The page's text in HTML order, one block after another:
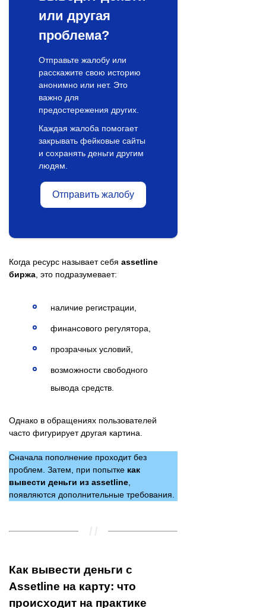
или другая
проблема?
Отправьте жалобу или
расскажите свою историю
анонимно или нет. Это
важно для
предостережения других.
Каждая жалоба помогает
закрывать фейковые сайты
и сохранять деньги другим
людям.
Отправить жалобу
Когда ресурс называет себя assetline
биржа, это подразумевает:
наличие регистрации,
финансового регулятора,
прозрачных условий,
возможности свободного
вывода средств.
Однако в обращениях пользователей
часто фигурирует другая картина.
Сначала пополнение проходит без
проблем. Затем, при попытке как
вывести деньги из assetline,
появляются дополнительные требования.
Как вывести деньги с
Assetline на карту: что
происходит на практике